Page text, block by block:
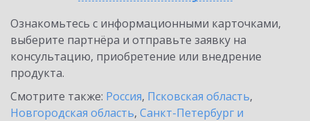
Ознакомьтесь с информационными карточками,
выберите партнёра и отправьте заявку на
консультацию, приобретение или внедрение
продукта.
Смотрите также: Россия, Псковская область,
Новгородская область, Санкт-Петербург и